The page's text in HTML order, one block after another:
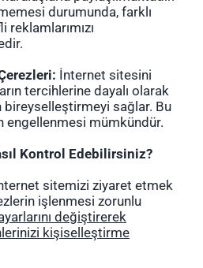
durumunda, farklı
İnternet sitesini
tercihlerine dayalı olarak
sağlar. Bu
engellenmesi mümkündür.
Kontrol Edebilirsiniz?
sitemizi ziyaret etmek
işlenmesi zorunlu
ayarlarını değiştirerek
kişiselleştirme